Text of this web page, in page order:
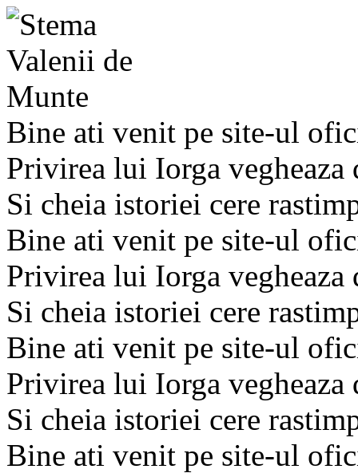
Bine ati venit pe site-ul
Privirea lui Iorga
Si cheia istoriei cere
Bine ati venit pe site-ul
Privirea lui Iorga
Si cheia istoriei cere
Bine ati venit pe site-ul
Privirea lui Iorga
Si cheia istoriei cere
Bine ati venit pe site-ul